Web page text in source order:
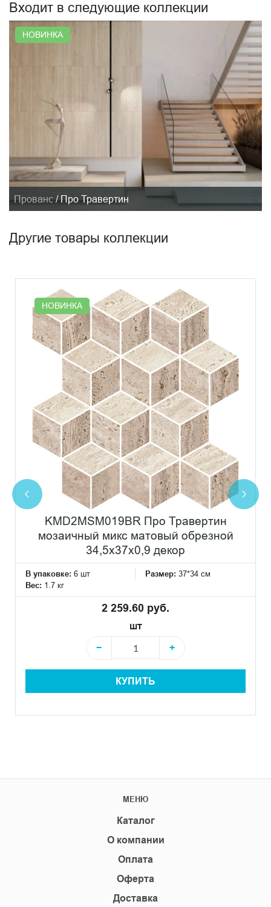
Входит в следующие коллекции
НОВИНКА
Прованс / Про Травертин
Другие товары коллекции
НОВИНКА
KMD2MSM019BR Про Травертин
мозаичный микс матовый обрезной
34,5x37x0,9 декор
В упаковке: 6 шт Размер: 37*34 см
Вес: 1.7 кг
2 259.60 руб.
шт
−
+
КУПИТЬ
МЕНЮ
Каталог
О компании
Оплата
Оферта
Доставка